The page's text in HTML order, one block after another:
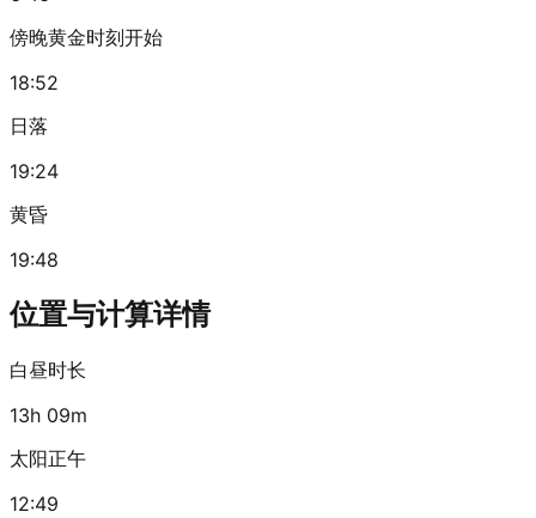
傍晚黄金时刻开始
18:52
日落
19:24
黄昏
19:48
位置与计算详情
白昼时长
13h 09m
太阳正午
12:49